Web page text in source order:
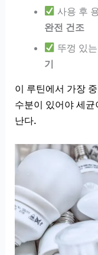
사용 후
완전 건조
뚜껑 있
기
이 루틴에서 가장
수분이 있어야 세
난다.